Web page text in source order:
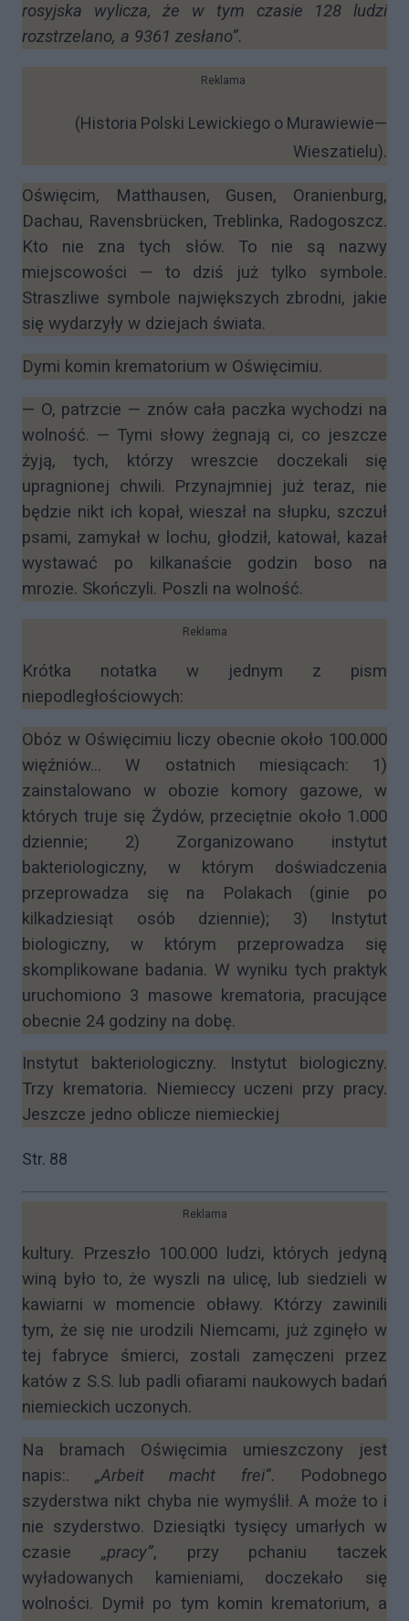
rosyjska wylicza, że w tym czasie 128 ludzi
rozstrzelano, a 9361 zesłano”.
Reklama
(Historia Polski Lewickiego o Murawiewie—
Wieszatielu).
Oświęcim, Matthausen, Gusen, Oranienburg,
Dachau, Ravensbrücken, Treblinka, Radogoszcz.
Kto nie zna tych słów. To nie są nazwy
miejscowości — to dziś już tylko symbole.
Straszliwe symbole największych zbrodni, jakie
się wydarzyły w dziejach świata.
Dymi komin krematorium w Oświęcimiu.
— O, patrzcie — znów cała paczka wychodzi na
wolność. — Tymi słowy żegnają ci, co jeszcze
żyją, tych, którzy wreszcie doczekali się
upragnionej chwili. Przynajmniej już teraz, nie
będzie nikt ich kopał, wieszał na słupku, szczuł
psami, zamykał w lochu, głodził, katował, kazał
wystawać po kilkanaście godzin boso na
mrozie. Skończyli. Poszli na wolność.
Reklama
Krótka notatka w jednym z pism
niepodległościowych:
Obóz w Oświęcimiu liczy obecnie około 100.000
więźniów... W ostatnich miesiącach: 1)
zainstalowano w obozie komory gazowe, w
których truje się Żydów, przeciętnie około 1.000
dziennie; 2) Zorganizowano instytut
bakteriologiczny, w którym doświadczenia
przeprowadza się na Polakach (ginie po
kilkadziesiąt osób dziennie); 3) Instytut
biologiczny, w którym przeprowadza się
skomplikowane badania. W wyniku tych praktyk
uruchomiono 3 masowe krematoria, pracujące
obecnie 24 godziny na dobę.
Instytut bakteriologiczny. Instytut biologiczny.
Trzy krematoria. Niemieccy uczeni przy pracy.
Jeszcze jedno oblicze niemieckiej
Str. 88
Reklama
kultury. Przeszło 100.000 ludzi, których jedyną
winą było to, że wyszli na ulicę, lub siedzieli w
kawiarni w momencie obławy. Którzy zawinili
tym, że się nie urodzili Niemcami, już zginęło w
tej fabryce śmierci, zostali zamęczeni przez
katów z S.S. lub padli ofiarami naukowych badań
niemieckich uczonych.
Na bramach Oświęcimia umieszczony jest
napis:. „Arbeit macht frei”.
Podobnego
szyderstwa nikt chyba nie wymyślił. A może to i
nie szyderstwo. Dziesiątki tysięcy umarłych w
czasie „pracy”, przy pchaniu taczek
wyładowanych kamieniami, doczekało się
wolności. Dymił po tym komin krematorium, a